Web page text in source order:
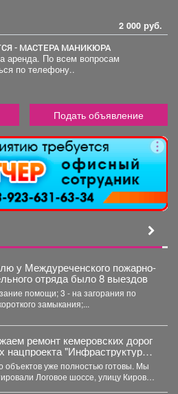
2 000 руб.
- МАСТЕРА МАНИКЮРА
аренда. По всем вопросам
по телефону..
Подать объявление
у Междуреченского пожарно-
отряда было 8 выездов
3 - на загорания по
замыкания;...
ремонт кемеровских дорог
нацпроекта "Инфраструктура
объектов уже полностью готовы. Мы
Логовое шоссе, улицу Кирова